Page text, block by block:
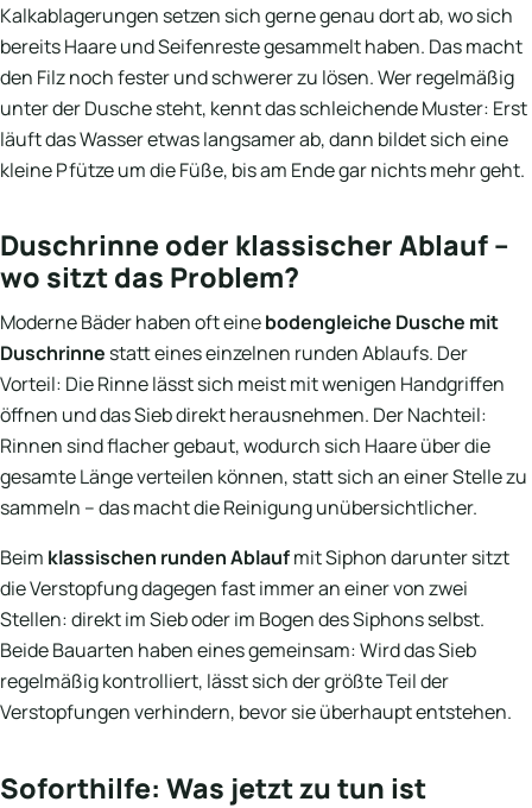
Kalkablagerungen setzen sich gerne genau dort ab, wo sich
bereits Haare und Seifenreste gesammelt haben. Das macht
den Filz noch fester und schwerer zu lösen. Wer regelmäßig
unter der Dusche steht, kennt das schleichende Muster: Erst
läuft das Wasser etwas langsamer ab, dann bildet sich eine
kleine Pfütze um die Füße, bis am Ende gar nichts mehr geht.
Duschrinne oder klassischer Ablauf –
wo sitzt das Problem?
Moderne Bäder haben oft einebodengleiche Dusche mit
Duschrinne statt eines einzelnen runden Ablaufs. Der
Vorteil: Die Rinne lässt sich meist mit wenigen Handgriffen
öffnen und das Sieb direkt herausnehmen. Der Nachteil:
Rinnen sind flacher gebaut, wodurch sich Haare über die
gesamte Länge verteilen können, statt sich an einer Stelle zu
sammeln – das macht die Reinigung unübersichtlicher.
Beim klassischen runden Ablaufmit Siphon darunter sitzt
die Verstopfung dagegen fast immer an einer von zwei
Stellen: direkt im Sieb oder im Bogen des Siphons selbst.
Beide Bauarten haben eines gemeinsam: Wird das Sieb
regelmäßig kontrolliert, lässt sich der größte Teil der
Verstopfungen verhindern, bevor sie überhaupt entstehen.
Soforthilfe: Was jetzt zu tun ist